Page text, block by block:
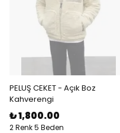
PELUŞ CEKET - Açık Boz
Kahverengi
₺ 1,800.00
2 Renk 5 Beden